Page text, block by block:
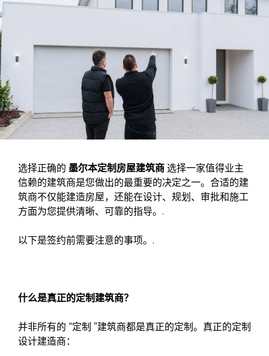
选择正确的 墨尔本定制房屋建筑商 选择一家值得业主
信赖的建筑商是您做出的最重要的决定之一。合适的建
筑商不仅能建造房屋，还能在设计、规划、审批和施工
方面为您提供清晰、可靠的指导。.
以下是签约前需要注意的事项。.
什么是真正的定制建筑商？
并非所有的 “定制 ”建筑商都是真正的定制。真正的定制
设计建造商：